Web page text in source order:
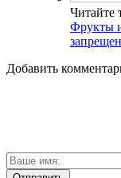
Читайте
Фрукты
Добавить